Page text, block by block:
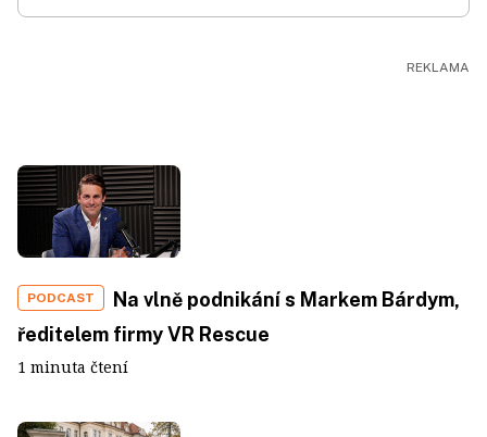
PODCAST
Na vlně podnikání s Markem Bárdym,
ředitelem firmy VR Rescue
1 minuta čtení